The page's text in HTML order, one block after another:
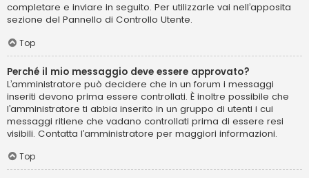
completare e inviare in seguito. Per utilizzarle vai nell’apposita
sezione del Pannello di Controllo Utente.
Top
Perché il mio messaggio deve essere approvato?
L’amministratore può decidere che in un forum i messaggi
inseriti devono prima essere controllati. È inoltre possibile che
l’amministratore ti abbia inserito in un gruppo di utenti i cui
messaggi ritiene che vadano controllati prima di essere resi
visibili. Contatta l’amministratore per maggiori informazioni.
Top